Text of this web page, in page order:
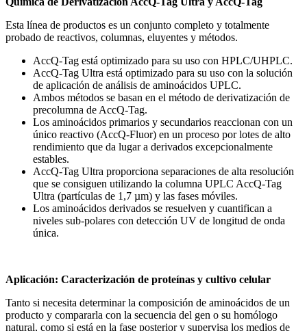
Esta línea de productos es un conjunto completo y totalmente
probado de reactivos, columnas, eluyentes y métodos.
AccQ-Tag está optimizado para su uso con HPLC/UHPLC.
AccQ-Tag Ultra está optimizado para su uso con la solución
de aplicación de análisis de aminoácidos UPLC.
Ambos métodos se basan en el método de derivatización de
precolumna de AccQ-Tag.
Los aminoácidos primarios y secundarios reaccionan con un
único reactivo (AccQ-Fluor) en un proceso por lotes de alto
rendimiento que da lugar a derivados excepcionalmente
estables.
AccQ-Tag Ultra proporciona separaciones de alta resolución
que se consiguen utilizando la columna UPLC AccQ-Tag
Ultra (partículas de 1,7 µm) y las fases móviles.
Los aminoácidos derivados se resuelven y cuantifican a
niveles sub-polares con detección UV de longitud de onda
única.
Aplicación: Caracterización de proteínas y cultivo celular
Tanto si necesita determinar la composición de aminoácidos de un
producto y compararla con la secuencia del gen o su homólogo
natural, como si está en la fase posterior y supervisa los medios de